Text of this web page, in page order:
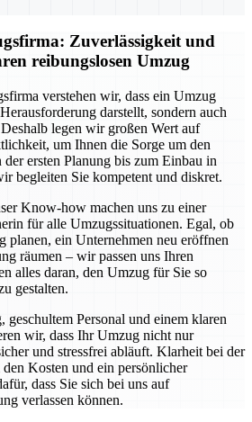
Zuverlässigkeit und
reibungslosen Umzug
verstehen wir, dass ein Umzug
darstellt, sondern auch
legen wir großen Wert auf
um Ihnen die Sorge um den
ersten Planung bis zum Einbau in
begleiten Sie kompetent und diskret.
Know-how machen uns zu einer
für alle Umzugssituationen. Egal, ob
planen, ein Unternehmen neu eröffnen
räumen – wir passen uns Ihren
alles daran, den Umzug für Sie so
gestalten.
geschultem Personal und einem klaren
wir, dass Ihr Umzug nicht nur
und stressfrei abläuft. Klarheit bei der
Kosten und ein persönlicher
dass Sie sich bei uns auf
verlassen können.